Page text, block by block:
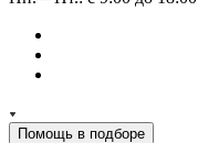
Помощь в подборе